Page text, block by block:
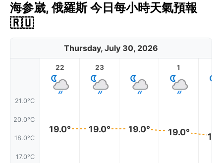
海参崴, 俄羅斯 今日每小時天氣預報
🇷🇺
Thursday, July 30, 2026
21.0°C
20.0°C
18.0°C
17.0°C
22
19.0°
23
19.0° 19.0°
1
19.0°